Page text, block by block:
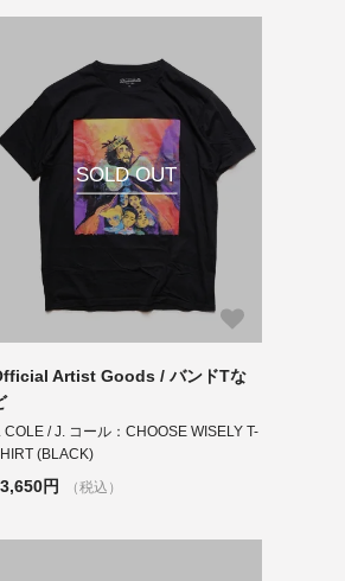
SOLD OUT
Artist Goods / バンドTな
COLE / J. コール：CHOOSE WISELY T-
(BLACK)
円 （税込）